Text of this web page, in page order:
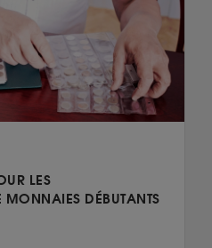
LES
DÉBUTANTS